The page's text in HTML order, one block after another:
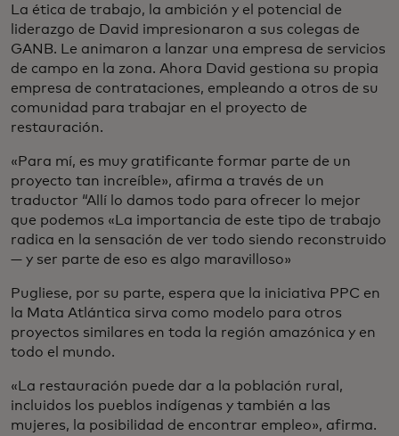
La ética de trabajo, la ambición y el potencial de
liderazgo de David impresionaron a sus colegas de
GANB. Le animaron a lanzar una empresa de servicios
de campo en la zona. Ahora David gestiona su propia
empresa de contrataciones, empleando a otros de su
comunidad para trabajar en el proyecto de
restauración.
«Para mí, es muy gratificante formar parte de un
proyecto tan increíble», afirma a través de un
traductor “Allí lo damos todo para ofrecer lo mejor
que podemos «La importancia de este tipo de trabajo
radica en la sensación de ver todo siendo reconstruido
— y ser parte de eso es algo maravilloso»
Pugliese, por su parte, espera que la iniciativa PPC en
la Mata Atlántica sirva como modelo para otros
proyectos similares en toda la región amazónica y en
todo el mundo.
«La restauración puede dar a la población rural,
incluidos los pueblos indígenas y también a las
mujeres, la posibilidad de encontrar empleo», afirma.